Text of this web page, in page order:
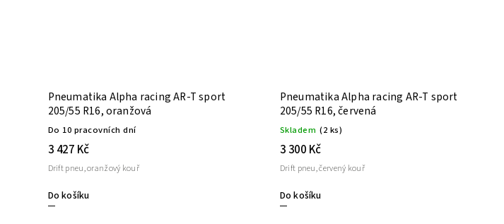
Pneumatika Alpha racing AR-T sport
205/55 R16, oranžová
Do 10 pracovních dní
3 427 Kč
Do košíku
Drift pneu, oranžový kouř
Pneumatika Alpha racing AR-T sport
205/55 R16, červená
Skladem (2 ks)
3 300 Kč
Do košíku
Drift pneu, červený kouř